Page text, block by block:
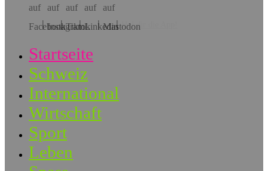
Hol dir die App!
Startseite
Schweiz
International
Wirtschaft
Sport
Leben